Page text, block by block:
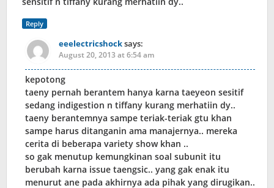
Reply
eeelectricshocksays:
August 20, 2013 at 6:54 am
kepotong
taeny pernah berantem hanya karna taeyeon sesitif
sedang indigestion n tiffany kurang merhatiin dy..
taeny berantemnya sampe teriak-teriak gtu khan
sampe harus ditanganin ama manajernya.. mereka
cerita di beberapa variety show khan ..
so gak menutup kemungkinan soal subunit itu
berubah karna issue taengsic.. yang gak enak itu
menurut ane pada akhirnya ada pihak yang dirugikan..